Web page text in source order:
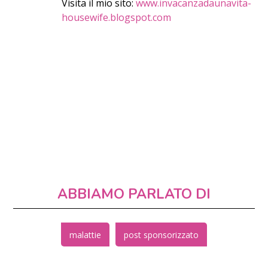
Visita il mio sito:www.invacanzadaunavita-
housewife.blogspot.com
ABBIAMO PARLATO DI
malattie post sponsorizzato